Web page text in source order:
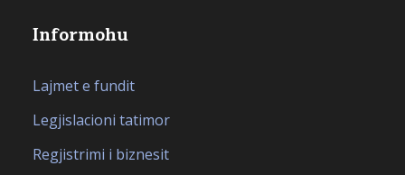
Informohu
Lajmet e fundit
Legjislacioni tatimor
Regjistrimi i biznesit